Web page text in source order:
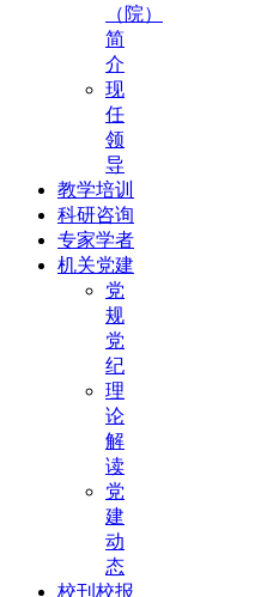
（院）
简
介
现
任
领
导
教学培训
科研咨询
专家学者
机关党建
党
规
党
纪
理
论
解
读
党
建
动
态
校刊校报